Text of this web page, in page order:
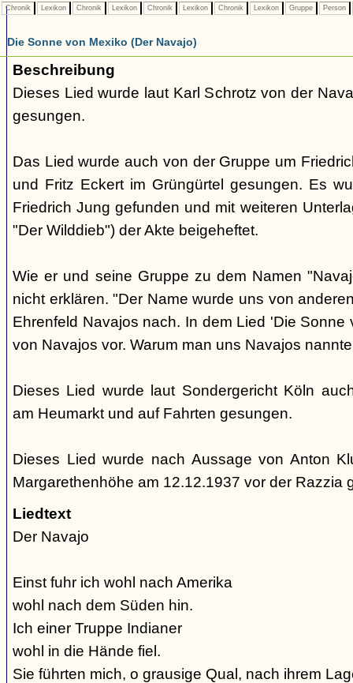
Chronik Lexikon Chronik Lexikon Chronik Lexikon Chronik Lexikon Gruppe Person
Die Sonne von Mexiko (Der Navajo)
Beschreibung
Dieses Lied wurde laut Karl Schrotz von der
gesungen.
Das Lied wurde auch von der Gruppe um
und Fritz Eckert im Grüngürtel gesungen. Es
Friedrich Jung gefunden und mit weiteren
"Der Wilddieb") der Akte beigeheftet.
Wie er und seine Gruppe zu dem Namen
nicht erklären. "Der Name wurde uns von
Ehrenfeld Navajos nach. In dem Lied 'Die Sonne
von Navajos vor. Warum man uns Navajos
Dieses Lied wurde laut Sondergericht Köln
am Heumarkt und auf Fahrten gesungen.
Dieses Lied wurde nach Aussage von Anton
Margarethenhöhe am 12.12.1937 vor der Razzia
Liedtext
Der Navajo
Einst fuhr ich wohl nach Amerika
wohl nach dem Süden hin.
Ich einer Truppe Indianer
wohl in die Hände fiel.
Sie führten mich, o grausige Qual, nach ihrem